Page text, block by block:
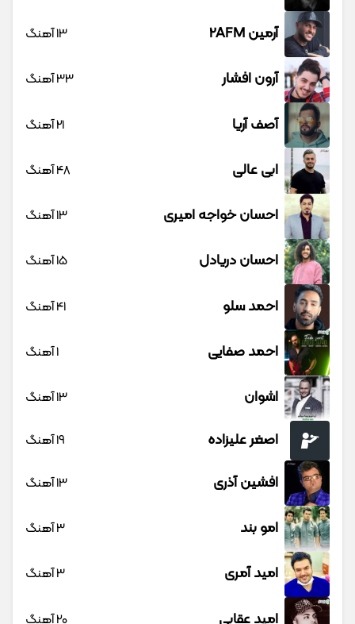
آرمین 2AFM 13 آهنگ
آرون افشار 33 آهنگ
آصف آریا 21 آهنگ
ابی عالی 48 آهنگ
احسان خواجه امیری 13 آهنگ
احسان دریادل 15 آهنگ
احمد سلو 41 آهنگ
احمد صفایی 1 آهنگ
اشوان 13 آهنگ
اصغر علیزاده 19 آهنگ
افشین آذری 13 آهنگ
امو بند 3 آهنگ
امید آمری 3 آهنگ
امید عقابی 20 آهنگ